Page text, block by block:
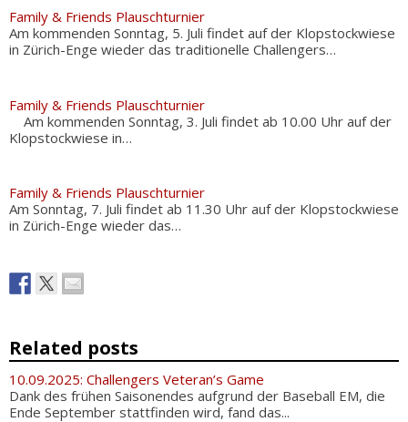
Family & Friends Plauschturnier
Am kommenden Sonntag, 5. Juli findet auf der Klopstockwiese
in Zürich-Enge wieder das traditionelle Challengers…
Family & Friends Plauschturnier
Am kommenden Sonntag, 3. Juli findet ab 10.00 Uhr auf der
Klopstockwiese in…
Family & Friends Plauschturnier
Am Sonntag, 7. Juli findet ab 11.30 Uhr auf der Klopstockwiese
in Zürich-Enge wieder das…
Related posts
10.09.2025: Challengers Veteran’s Game
Dank des frühen Saisonendes aufgrund der Baseball EM, die
Ende September stattfinden wird, fand das...